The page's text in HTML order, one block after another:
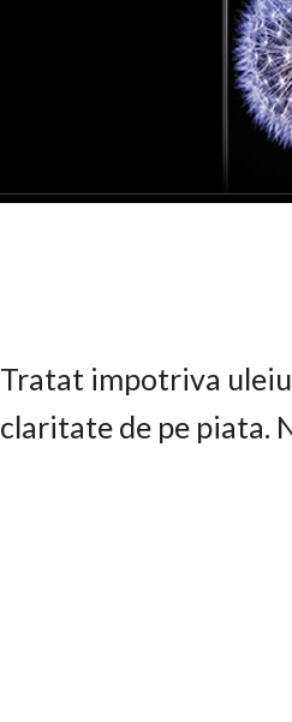
Tratat impotriva
claritate de pe piata.